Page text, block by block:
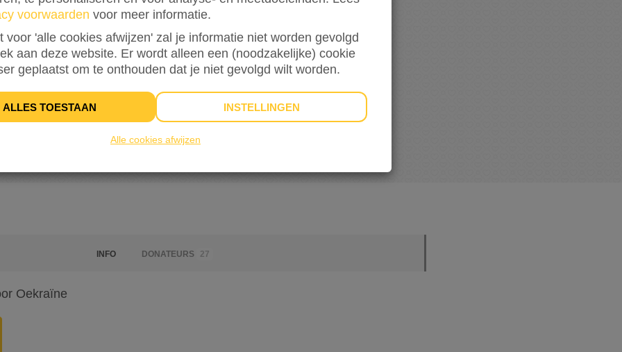
75% bereikt van mijn streefbedrag € 1.000
27
DONATIES
INFO DONATEURS 27
Oekraïne
voorwaarden voor meer informatie.
voor 'alle cookies afwijzen' zal je informatie niet worden gevolgd
aan deze website. Er wordt alleen een (noodzakelijke) cookie
geplaatst om te onthouden dat je niet gevolgd wilt worden.
ALLES TOESTAAN INSTELLINGEN
Alle cookies afwijzen